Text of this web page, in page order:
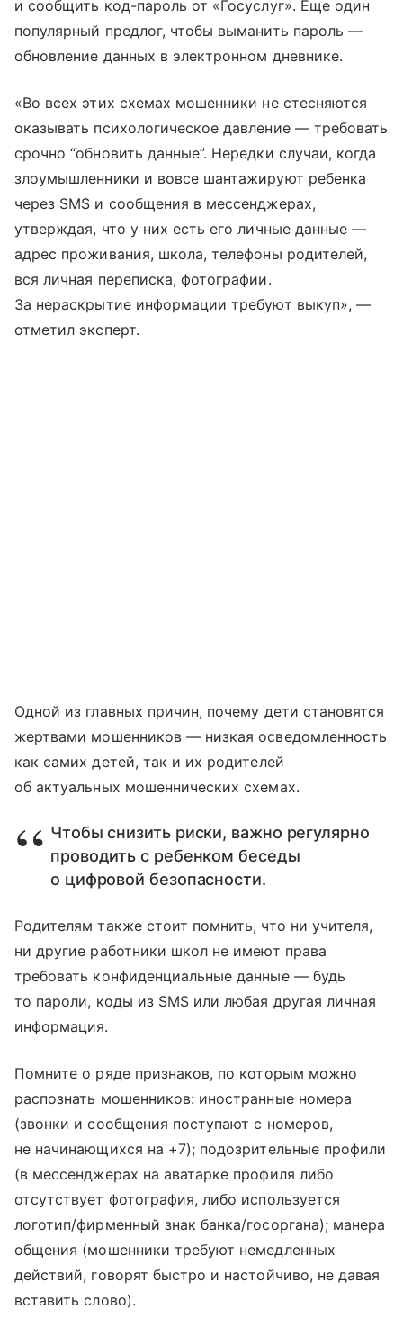
и сообщить код-пароль от «Госуслуг». Еще один
популярный предлог, чтобы выманить пароль —
обновление данных в электронном дневнике.
«Во всех этих схемах мошенники не стесняются
оказывать психологическое давление — требовать
срочно “обновить данные”. Нередки случаи, когда
злоумышленники и вовсе шантажируют ребенка
через SMS и сообщения в мессенджерах,
утверждая, что у них есть его личные данные —
адрес проживания, школа, телефоны родителей,
вся личная переписка, фотографии.
За нераскрытие информации требуют выкуп», —
отметил эксперт.
Одной из главных причин, почему дети становятся
жертвами мошенников — низкая осведомленность
как самих детей, так и их родителей
об актуальных мошеннических схемах.
Чтобы снизить риски, важно регулярно
проводить с ребенком беседы
о цифровой безопасности.
Родителям также стоит помнить, что ни учителя,
ни другие работники школ не имеют права
требовать конфиденциальные данные — будь
то пароли, коды из SMS или любая другая личная
информация.
Помните о ряде признаков, по которым можно
распознать мошенников: иностранные номера
(звонки и сообщения поступают с номеров,
не начинающихся на +7); подозрительные профили
(в мессенджерах на аватарке профиля либо
отсутствует фотография, либо используется
логотип/фирменный знак банка/госоргана); манера
общения (мошенники требуют немедленных
действий, говорят быстро и настойчиво, не давая
вставить слово).